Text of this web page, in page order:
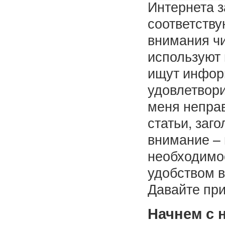
Интернета
внимания
ищут
меня
статьи,
внимание
удобством
Давайте
Начнем с